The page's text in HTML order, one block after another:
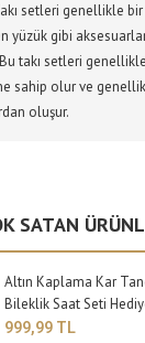
setleri genellikle
yüzük gibi
takı setleri
sahip olur ve
oluşur.
SATAN
Altın Kaplama Kar
Bileklik Saat Seti
999,99 TL